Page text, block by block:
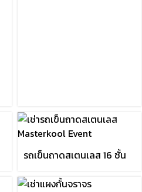
รถเข็นถาดสเตนเลส 16 ชั้น